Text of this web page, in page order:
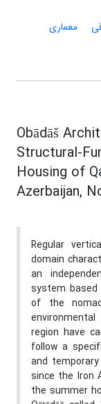
معماری
Obādāš
Structural-
Housing of
Azerbaijan,
Regular
domain
an
system
of the
region have
follow a
and
since the Iron
the summer